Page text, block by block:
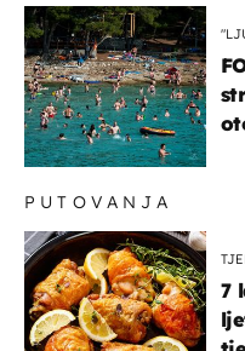
PUTOVANJA
7